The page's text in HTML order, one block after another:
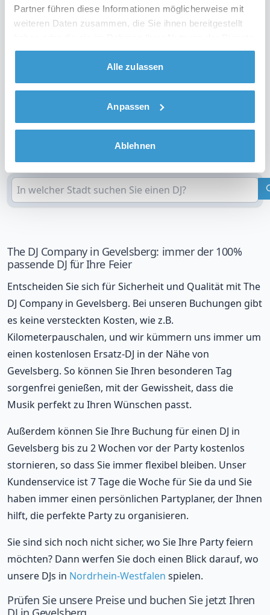
Partner führen diese Informationen möglicherweise mit
weiteren Daten zusammen, die Sie ihnen bereitgestellt
gesammelt haben.
Alle zulassen
Anpassen
Ablehnen
zurück.
Sehen Sie sich das Video über unsere Arbeitsweise
an
Überprüfen Sie Ihren Standort
The DJ Company in Gevelsberg: immer der 100%
passende DJ für Ihre Feier
Entscheiden Sie sich für Sicherheit und Qualität mit The
DJ Company in Gevelsberg. Bei unseren Buchungen gibt
es keine versteckten Kosten, wie z.B.
Kilometerpauschalen, und wir kümmern uns immer um
einen kostenlosen Ersatz-DJ in der Nähe von
Gevelsberg. So können Sie Ihren besonderen Tag
sorgenfrei genießen, mit der Gewissheit, dass die
Musik perfekt zu Ihren Wünschen passt.
Außerdem können Sie Ihre Buchung für einen DJ in
Gevelsberg bis zu 2 Wochen vor der Party kostenlos
stornieren, so dass Sie immer flexibel bleiben. Unser
Kundenservice ist 7 Tage die Woche für Sie da und Sie
haben immer einen persönlichen Partyplaner, der Ihnen
hilft, die perfekte Party zu organisieren.
Sie sind sich noch nicht sicher, wo Sie Ihre Party feiern
möchten? Dann werfen Sie doch einen Blick darauf, wo
unsere DJs in Nordrhein-Westfalen spielen.
Prüfen Sie unsere Preise und buchen Sie jetzt Ihren